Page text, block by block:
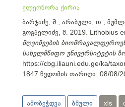
ელეონორა ქირია
ბარჯაძე, შ., არაბული, თ.,
გოგშელიძე, მ. 2019. Lithobius
მღვიმეების
სახელმწიფო უნივერსიტეტის
https://cbg.iliauni.edu.ge/ka/
1847 წვდომის თარიღი: 08/08/
ამობეჭდვა ბმული xls